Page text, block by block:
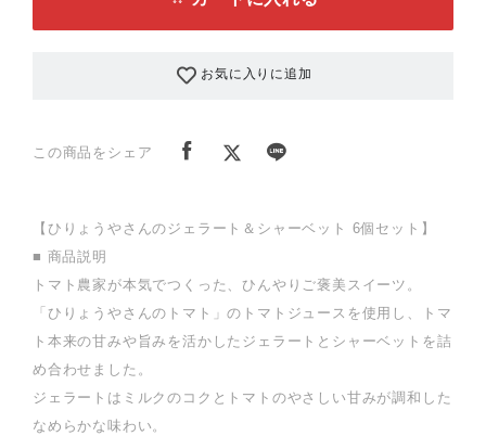
お気に入りに追加
この商品をシェア
【ひりょうやさんのジェラート＆シャーベット 6個セット】
■ 商品説明
トマト農家が本気でつくった、ひんやりご褒美スイーツ。
「ひりょうやさんのトマト」のトマトジュースを使用し、トマ
ト本来の甘みや旨みを活かしたジェラートとシャーベットを詰
め合わせました。
ジェラートはミルクのコクとトマトのやさしい甘みが調和した
なめらかな味わい。